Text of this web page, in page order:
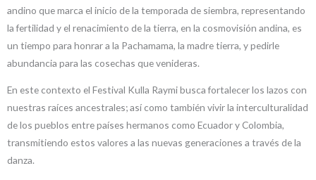
andino que marca el inicio de la temporada de siembra, representando
la fertilidad y el renacimiento de la tierra, en la cosmovisión andina, es
un tiempo para honrar a la Pachamama, la madre tierra, y pedirle
abundancia para las cosechas que venideras.
En este contexto el Festival Kulla Raymi busca fortalecer los lazos con
nuestras raíces ancestrales; así como también vivir la interculturalidad
de los pueblos entre países hermanos como Ecuador y Colombia,
transmitiendo estos valores a las nuevas generaciones a través de la
danza.